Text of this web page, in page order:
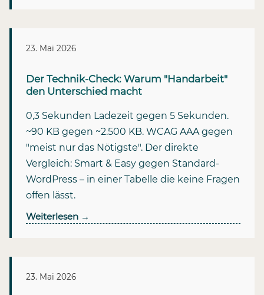
23. Mai 2026
Der Technik-Check: Warum "Handarbeit"
den Unterschied macht
0,3 Sekunden Ladezeit gegen 5 Sekunden.
~90 KB gegen ~2.500 KB. WCAG AAA gegen
"meist nur das Nötigste". Der direkte
Vergleich: Smart & Easy gegen Standard-
WordPress – in einer Tabelle die keine Fragen
offen lässt.
Weiterlesen →
23. Mai 2026